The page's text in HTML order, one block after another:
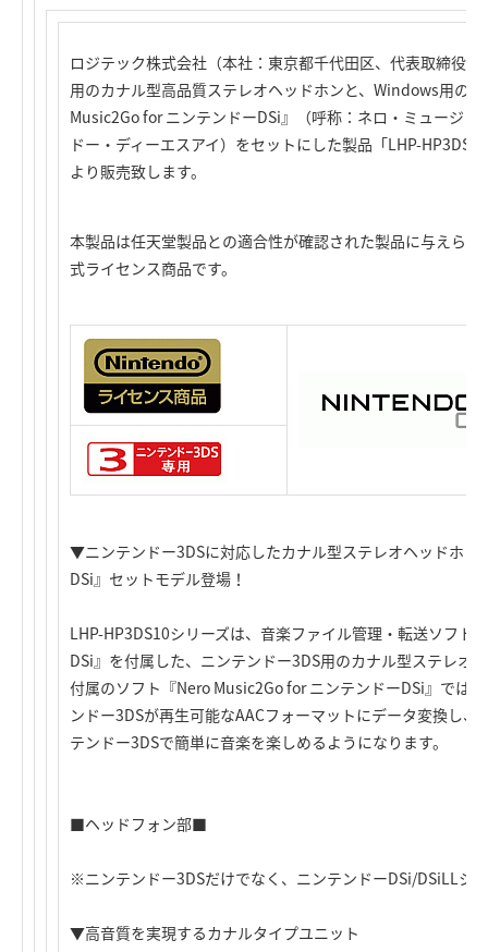
ロジテック株式会社（本社：東京都千代田区、代表取締役
用のカナル型高品質ステレオヘッドホンと、Windows用の
Music2Go for ニンテンドーDSi』（呼称：ネロ・ミュージ
ドー・ディーエスアイ）をセットにした製品「LHP-
より販売致します。
本製品は任天堂製品との適合性が確認された製品に与えら
式ライセンス商品です。
▼ニンテンドー3DSに対応したカナル型ステレオヘッドホン
DSi』セットモデル登場！
LHP-HP3DS10シリーズは、音楽ファイル管理・転送ソフト
DSi』を付属した、ニンテンドー3DS用のカナル型ステレオ
付属のソフト『Nero Music2Go for ニンテンドーDSi』では
ンドー3DSが再生可能なAACフォーマットにデータ変換し
テンドー3DSで簡単に音楽を楽しめるようになります。
■ヘッドフォン部■
※ニンテンドー3DSだけでなく、ニンテンドーDSi/DSiLLシ
▼高音質を実現するカナルタイプユニット